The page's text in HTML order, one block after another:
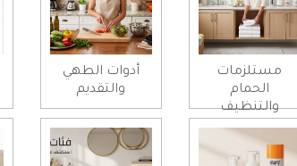
مستلزمات
الحمام
والتنظيف
أدوات الطهي
والتقديم